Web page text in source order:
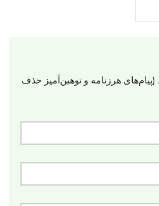
(پیام‌های هرزنامه‌ و توهین‌آمیز حذف